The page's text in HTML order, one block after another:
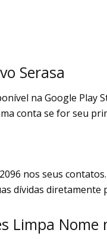
Serasa
na Google Play
conta se for seu
nos seus
dívidas diretamente
Limpa Nome